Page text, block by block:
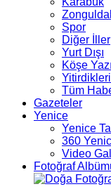
Spor
Diğer İller
Yurt Dışı
Köşe
Tüm
Gazeteler
Yenice
Yenice
360
Video
Fotoğraf